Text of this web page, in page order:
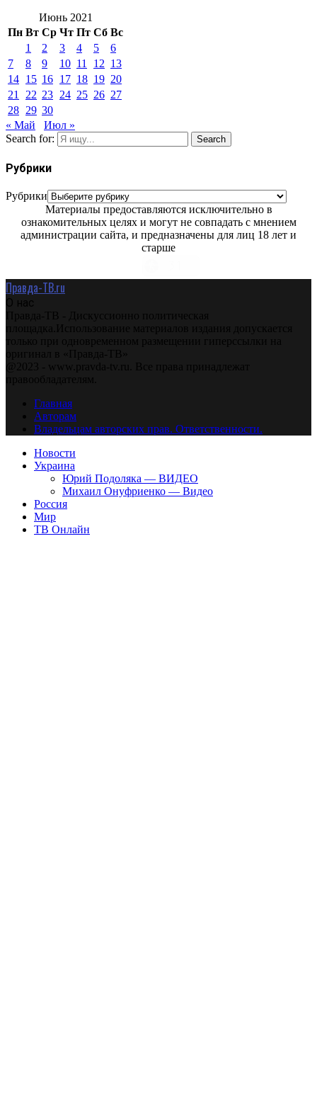
Июнь 2021
Пн Вт Ср Чт Пт Сб Вс
1
2 3 4 5
6
7
8 9 10 11 12 13
14 15 16 17 18 19 20
21
22 23 24 25 26 27
28 29 30
« Май
Июл »
Search for:
Search
Рубрики
Рубрики
Материалы предоставляются исключительно в
ознакомительных целях и могут не совпадать с мнением
администрации сайта, и предназначены для лиц 18 лет и
старше
Правда-ТВ.ru
О нас
Правда-ТВ - Дискуссионно политическая
площадка.Использование материалов издания допускается
только при одновременном размещении гиперссылки на
оригинал в «Правда-ТВ»
@2023 - www.pravda-tv.ru. Все права принадлежат
правообладателям.
Главная
Авторам
Владельцам авторских прав. Ответственности.
Новости
Украина
Юрий Подоляка — ВИДЕО
Михаил Онуфриенко — Видео
Россия
Мир
ТВ Онлайн